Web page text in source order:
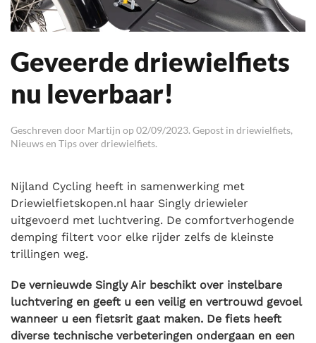
Geveerde driewielfiets
nu leverbaar!
Geschreven door Martijn op 02/09/2023. Gepost in driewielfiets,
Nieuws en Tips over driewielfiets.
Nijland Cycling heeft in samenwerking met
Driewielfietskopen.nl haar Singly driewieler
uitgevoerd met luchtvering. De comfortverhogende
demping filtert voor elke rijder zelfs de kleinste
trillingen weg.
De vernieuwde Singly Air beschikt over instelbare
luchtvering en geeft u een veilig en vertrouwd gevoel
wanneer u een fietsrit gaat maken. De fiets heeft
diverse technische verbeteringen ondergaan en een